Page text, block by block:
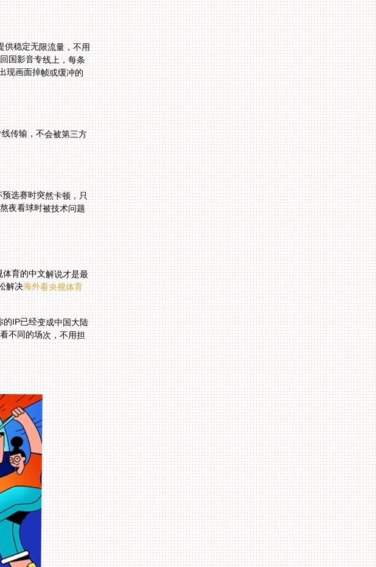
供稳定无限流量，不用
半提示“流量不足”。更重要的是，它能智能分流——把体育直播的流量优先分配到精选的回国影音专线上，每条
100M带宽。就算家里其他人在用网络刷视频、下载文件，你的直播也能保持流畅，不会出现画面掉帧或缓冲的
传输，不会被第三方
选赛时突然卡顿，只
也不会让你在熬夜看球时被技术问题
育的中文解说才是最
解决海外看央视体育
的IP已经变成中国大陆
分别看不同的场次，不用担